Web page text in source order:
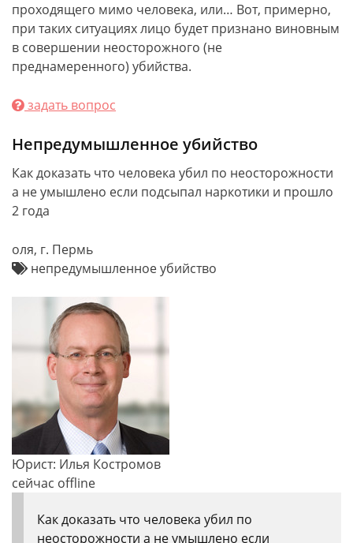
проходящего мимо человека, или… Вот, примерно,
при таких ситуациях лицо будет признано виновным
в совершении неосторожного (не
преднамеренного) убийства.
задать вопрос
Непредумышленное убийство
Как доказать что человека убил по неосторожности
а не умышлено если подсыпал наркотики и прошло
2 года
оля, г. Пермь
непредумышленное убийство
Юрист: Илья Костромов
сейчас offline
Как доказать что человека убил по
неосторожности а не умышлено если